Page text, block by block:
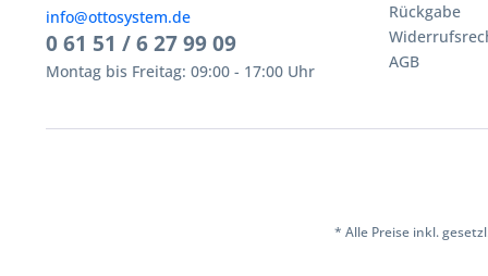
info@ottosystem.de
0 61 51 / 6 27 99 09
Montag bis Freitag: 09:00 - 17:00 Uhr
Rückgabe
AGB
* Alle Preise inkl.